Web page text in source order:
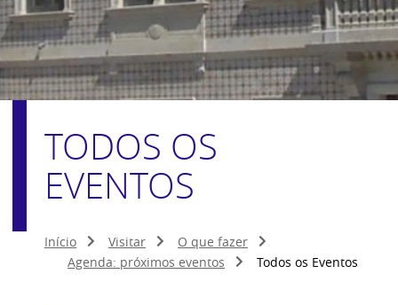
TODOS OS
EVENTOS
Início Visitar
O que fazer
Agenda: próximos eventos
Todos os Eventos